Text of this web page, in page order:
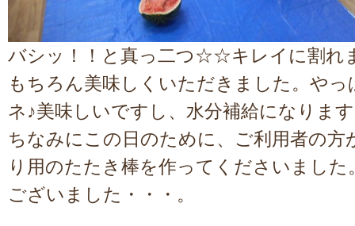
バシッ！！と真っ二つ☆☆キレイに割れ
もちろん美味しくいただきました。や
ネ♪美味しいですし、水分補給になりま
ちなみにこの日のために、ご利用者の方
り用のたたき棒を作ってくださいまし
ございました・・・。